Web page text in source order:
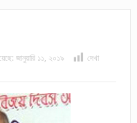
জানুয়ারি ১১, ২০১৯
দেখা